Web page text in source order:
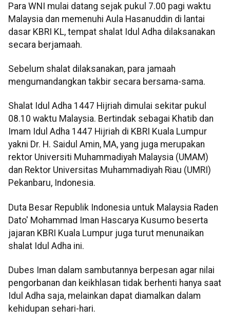
Para WNI mulai datang sejak pukul 7.00 pagi waktu
Malaysia dan memenuhi Aula Hasanuddin di lantai
dasar KBRI KL, tempat shalat Idul Adha dilaksanakan
secara berjamaah.
Sebelum shalat dilaksanakan, para jamaah
mengumandangkan takbir secara bersama-sama.
Shalat Idul Adha 1447 Hijriah dimulai sekitar pukul
08.10 waktu Malaysia. Bertindak sebagai Khatib dan
Imam Idul Adha 1447 Hijriah di KBRI Kuala Lumpur
yakni Dr. H. Saidul Amin, MA, yang juga merupakan
rektor Universiti Muhammadiyah Malaysia (UMAM)
dan Rektor Universitas Muhammadiyah Riau (UMRI)
Pekanbaru, Indonesia.
Duta Besar Republik Indonesia untuk Malaysia Raden
Dato' Mohammad Iman Hascarya Kusumo beserta
jajaran KBRI Kuala Lumpur juga turut menunaikan
shalat Idul Adha ini.
Dubes Iman dalam sambutannya berpesan agar nilai
pengorbanan dan keikhlasan tidak berhenti hanya saat
Idul Adha saja, melainkan dapat diamalkan dalam
kehidupan sehari-hari.